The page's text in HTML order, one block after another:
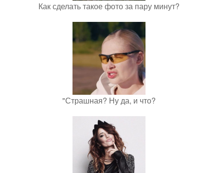
Как сделать такое фото за пару минут?
"Страшная? Ну да, и что?